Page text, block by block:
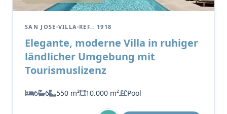
SAN JOSE VILLA REF.: 1918
Elegante, moderne Villa in ruhiger
ländlicher Umgebung mit
Tourismuslizenz
6 6 550 m² 10.000 m² Pool